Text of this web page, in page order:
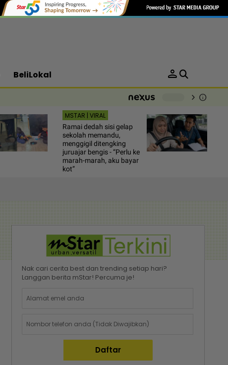
BeliLokal person
chevron_right info
MSTAR | VIRAL
Ramai dedah sisi gelap
sekolah memandu,
menggigil ditengking
juruajar bengis - “Perlu ke
marah-marah, aku bayar
kot”
Nak cari cerita best dan trending setiap hari?
Langgan berita mStar! Percuma je!